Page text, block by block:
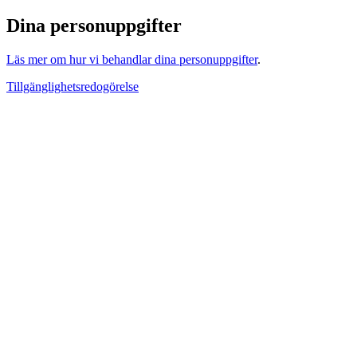
Dina personuppgifter
Läs mer om hur vi behandlar dina personuppgifter.
Tillgänglighetsredogörelse